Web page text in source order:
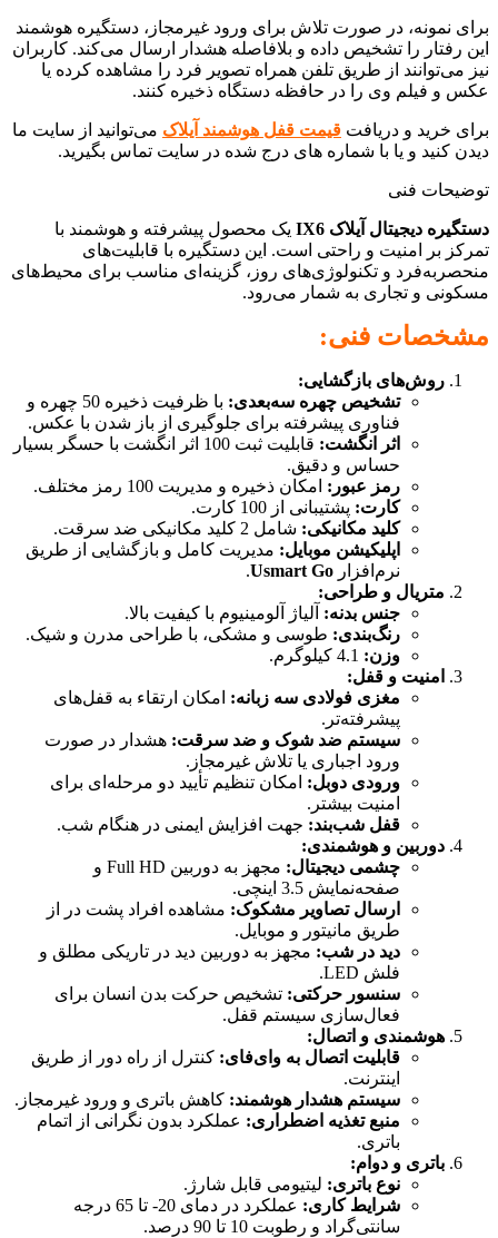
برای نمونه، در صورت تلاش برای ورود غیرمجاز، دستگیره هوشمند
این رفتار را تشخیص داده و بلافاصله هشدار ارسال می‌کند. کاربران
نیز می‌توانند از طریق تلفن همراه تصویر فرد را مشاهده کرده یا
عکس و فیلم وی را در حافظه دستگاه ذخیره کنند.
برای خرید و دریافت قیمت قفل هوشمند آیلاک می‌توانید از سایت ما
دیدن کنید و یا با شماره های درج شده در سایت تماس بگیرید.
توضیحات فنی
دستگیره دیجیتال آیلاک IX6
یک محصول پیشرفته و هوشمند با
تمرکز بر امنیت و راحتی است. این دستگیره با قابلیت‌های
منحصر‌به‌فرد و تکنولوژی‌های روز، گزینه‌ای مناسب برای محیط‌های
مسکونی و تجاری به شمار می‌رود.
مشخصات فنی:
روش‌های بازگشایی:
تشخیص چهره سه‌بعدی:
با ظرفیت ذخیره 50 چهره و
فناوری پیشرفته برای جلوگیری از باز شدن با عکس.
اثر انگشت:
قابلیت ثبت 100 اثر انگشت با حسگر بسیار
حساس و دقیق.
رمز عبور: امکان ذخیره و مدیریت 100 رمز مختلف.
کارت: پشتیبانی از 100 کارت.
کلید مکانیکی: شامل 2 کلید مکانیکی ضد سرقت.
اپلیکیشن موبایل: مدیریت کامل و بازگشایی از طریق
نرم‌افزار Usmart Go
.
متریال و طراحی:
جنس بدنه: آلیاژ آلومینیوم با کیفیت بالا.
رنگ‌بندی: طوسی و مشکی، با طراحی مدرن و شیک.
وزن:
امنیت و قفل:
مغزی فولادی سه زبانه: امکان ارتقاء به قفل‌های
پیشرفته‌تر.
سیستم ضد شوک و ضد سرقت: هشدار در صورت
ورود اجباری یا تلاش غیرمجاز.
ورودی دوبل: امکان تنظیم تأیید دو مرحله‌ای برای
امنیت بیشتر.
قفل شب‌بند: جهت افزایش ایمنی در هنگام شب.
دوربین و هوشمندی:
چشمی دیجیتال:
مجهز به دوربین Full HD و
صفحه‌نمایش 3.5 اینچی.
ارسال تصاویر مشکوک: مشاهده افراد پشت در از
طریق مانیتور و موبایل.
دید در شب: مجهز به دوربین دید در تاریکی مطلق و
فلش LED.
سنسور حرکتی: تشخیص حرکت بدن انسان برای
فعال‌سازی سیستم قفل.
هوشمندی و اتصال:
قابلیت اتصال به وای‌فای: کنترل از راه دور از طریق
اینترنت.
سیستم هشدار هوشمند: کاهش باتری و ورود غیرمجاز.
منبع تغذیه اضطراری: عملکرد بدون نگرانی از اتمام
باتری.
باتری و دوام:
نوع باتری: لیتیومی قابل شارژ.
شرایط کاری:
عملکرد در دمای 20- تا 65 درجه
سانتی‌گراد و رطوبت 10 تا 90 درصد.